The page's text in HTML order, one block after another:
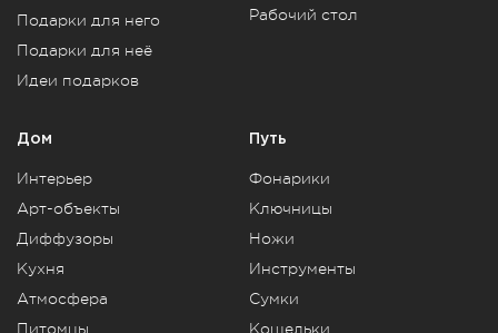
Подарки для него
Подарки для неё
Идеи подарков
Рабочий стол
Дом
Интерьер
Арт-объекты
Диффузоры
Кухня
Атмосфера
Питомцы
Путь
Фонарики
Ключницы
Ножи
Инструменты
Сумки
Кошельки